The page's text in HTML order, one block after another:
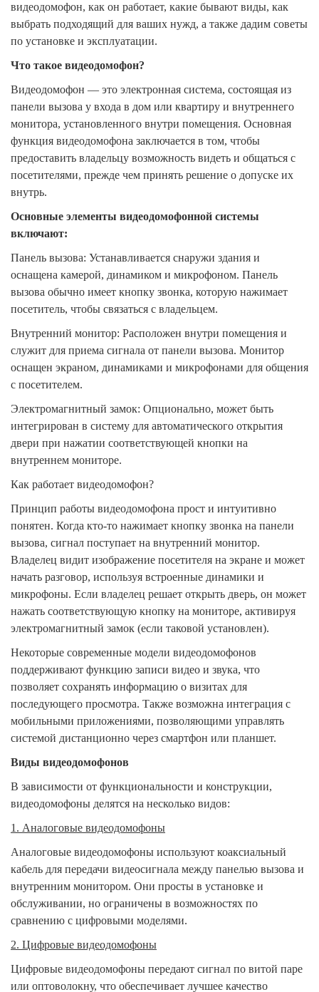
видеодомофон, как он работает, какие бывают виды, как
выбрать подходящий для ваших нужд, а также дадим советы
по установке и эксплуатации.
Что такое видеодомофон?
Видеодомофон — это электронная система, состоящая из
панели вызова у входа в дом или квартиру и внутреннего
монитора, установленного внутри помещения. Основная
функция видеодомофона заключается в том, чтобы
предоставить владельцу возможность видеть и общаться с
посетителями, прежде чем принять решение о допуске их
внутрь.
Основные элементы видеодомофонной системы
включают:
Панель вызова: Устанавливается снаружи здания и
оснащена камерой, динамиком и микрофоном. Панель
вызова обычно имеет кнопку звонка, которую нажимает
посетитель, чтобы связаться с владельцем.
Внутренний монитор: Расположен внутри помещения и
служит для приема сигнала от панели вызова. Монитор
оснащен экраном, динамиками и микрофонами для общения
с посетителем.
Электромагнитный замок: Опционально, может быть
интегрирован в систему для автоматического открытия
двери при нажатии соответствующей кнопки на
внутреннем мониторе.
Как работает видеодомофон?
Принцип работы видеодомофона прост и интуитивно
понятен. Когда кто-то нажимает кнопку звонка на панели
вызова, сигнал поступает на внутренний монитор.
Владелец видит изображение посетителя на экране и может
начать разговор, используя встроенные динамики и
микрофоны. Если владелец решает открыть дверь, он может
нажать соответствующую кнопку на мониторе, активируя
электромагнитный замок (если таковой установлен).
Некоторые современные модели видеодомофонов
поддерживают функцию записи видео и звука, что
позволяет сохранять информацию о визитах для
последующего просмотра. Также возможна интеграция с
мобильными приложениями, позволяющими управлять
системой дистанционно через смартфон или планшет.
Виды видеодомофонов
В зависимости от функциональности и конструкции,
видеодомофоны делятся на несколько видов:
1. Аналоговые видеодомофоны
Аналоговые видеодомофоны используют коаксиальный
кабель для передачи видеосигнала между панелью вызова и
внутренним монитором. Они просты в установке и
обслуживании, но ограничены в возможностях по
сравнению с цифровыми моделями.
2. Цифровые видеодомофоны
Цифровые видеодомофоны передают сигнал по витой паре
или оптоволокну, что обеспечивает лучшее качество